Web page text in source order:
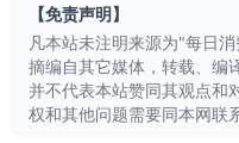
【免责声明】
凡本站未注明来源为"每日
摘编自其它媒体，转载、编
并不代表本站赞同其观点和
权和其他问题需要同本网联